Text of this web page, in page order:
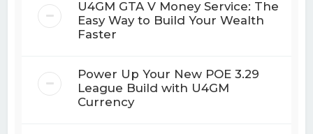
U4GM GTA V Money Service: The
Easy Way to Build Your Wealth
Faster
Power Up Your New POE 3.29
League Build with U4GM
Currency